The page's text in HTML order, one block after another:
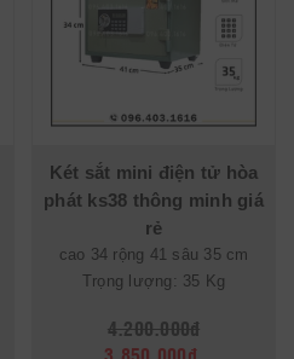
Két sắt mini điện tử hòa
phát ks38 thông minh giá
rẻ
cao 34 rộng 41 sâu 35 cm
Trọng lượng: 35 Kg
4.200.000đ